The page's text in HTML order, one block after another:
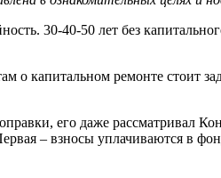
30-40-50 лет без
капитальном ремонте стоит
его даже рассматривал
– взносы уплачиваются в